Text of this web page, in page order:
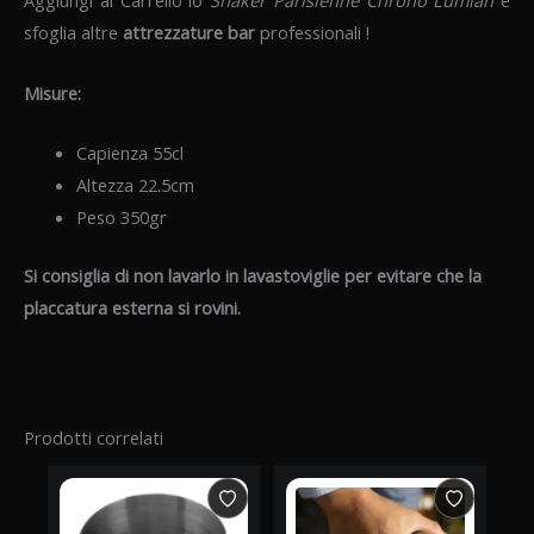
sfoglia altre attrezzature bar professionali !
Misure:
Capienza 55cl
Altezza 22.5cm
Peso 350gr
Si consiglia di non lavarlo in lavastoviglie per evitare che la
placcatura esterna si rovini.
Prodotti correlati